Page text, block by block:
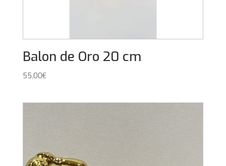
Balon de Oro 20 cm
55,00€